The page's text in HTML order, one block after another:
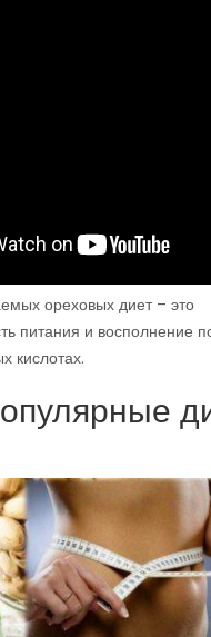
ореховых диет – это
питания и восполнение
кислотах.